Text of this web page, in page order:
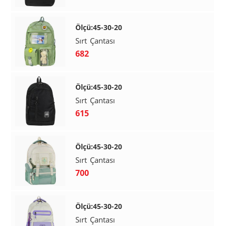
Ölçü:45-30-20
Sırt Çantası
682
Ölçü:45-30-20
Sırt Çantası
615
Ölçü:45-30-20
Sırt Çantası
700
Ölçü:45-30-20
Sırt Çantası